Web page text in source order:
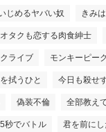
じめるヤバい奴 きみ
オタクも恋する肉食紳士
ライブ モンキーピーク
拭うひと 今日も殺せ
偽装不倫 全部教え
秒でバトル 君を前に